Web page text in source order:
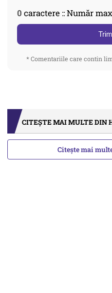
0 caractere :: Număr
* Comentariile care contin
CITEȘTE MAI MULTE DIN
Citește mai